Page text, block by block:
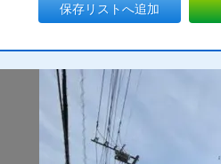
保存リストへ追加